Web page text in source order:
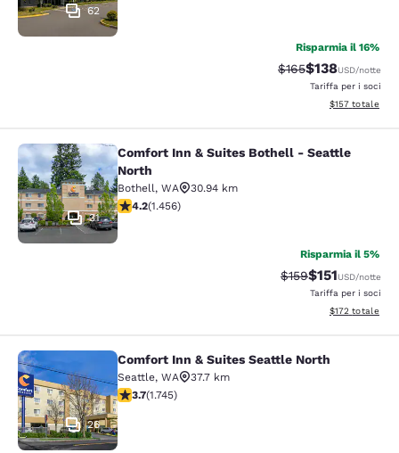
62
Risparmia il 16%
Tariffa di barratura:
$165Tariffa
$138USD/notte
Tariffa per i soci
Visualizza i
$157 totale
Comfort Inn & Suites Bothell -
31
Comfort Inn & Suites Bothell - Seattle
North
Bothell, WA
30.94 km
Valutazione di 4.17 stelle. Molto buono. 1456
4.2(1.456)
Risparmia il 5%
Tariffa di
$159Tariffa
$151USD/notte
Tariffa per i soci
Visualizza i
$172 totale
Comfort Inn & Suites Seattle North
26
Comfort Inn & Suites Seattle North
Seattle, WA
37.7 km
Valutazione di 3.74 stelle. Buono. 1745 recensioni
3.7(1.745)